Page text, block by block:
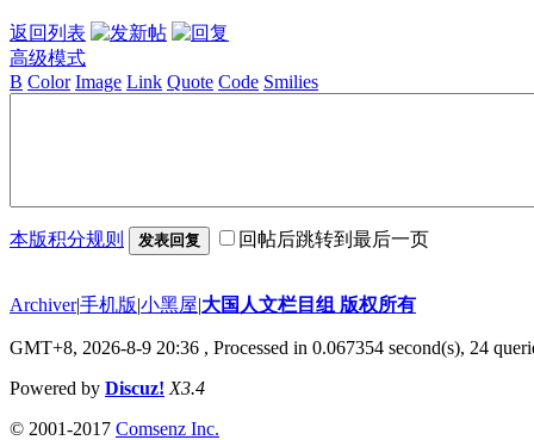
返回列表
高级模式
B Color Image Link Quote Code Smilies
本版积分规则 发表回复 回帖后跳转到最后一页
Archiver|手机版|小黑屋|大国人文栏目组 版权所有
GMT+8, 2026-8-9 20:36 , Processed in 0.067354 second(s), 24
Powered by Discuz! X3.4
© 2001-2017 Comsenz Inc.